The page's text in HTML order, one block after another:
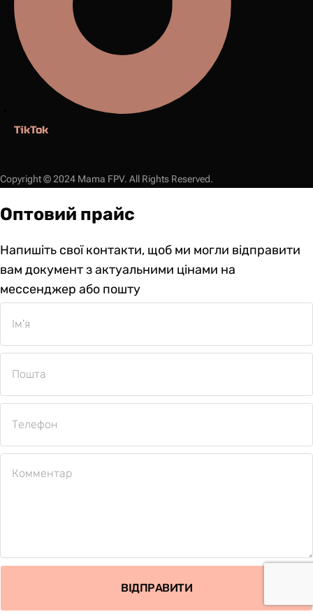
TikTok
Copyright © 2024 Mama FPV. All Rights Reserved.
Оптовий прайс
Напишіть свої контакти, щоб ми могли відправити
вам документ з актуальними цінами на
мессенджер або пошту
ВІДПРАВИТИ